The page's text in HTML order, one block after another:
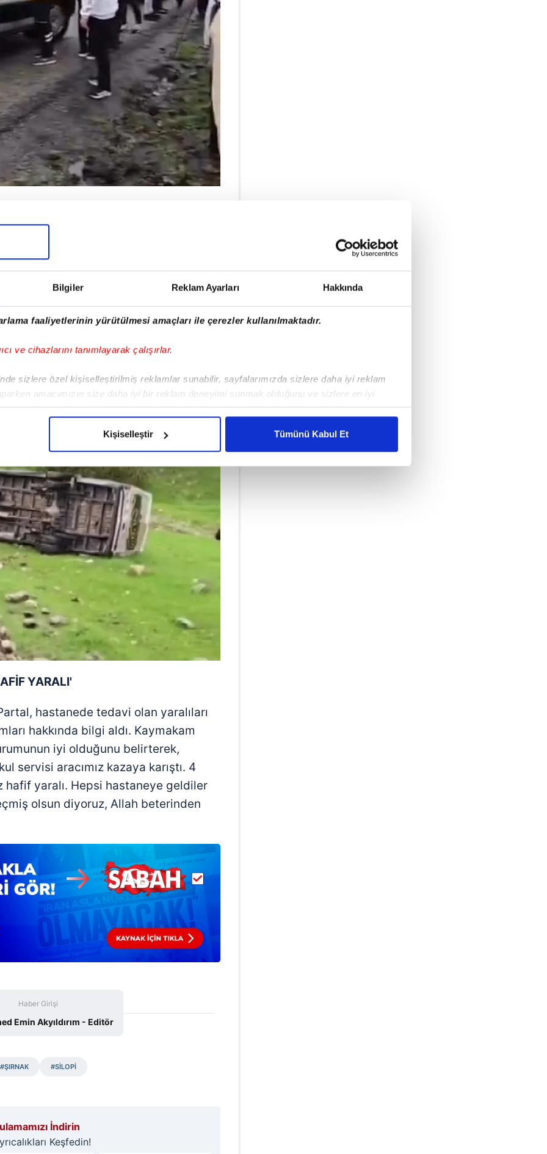
Bilgiler Reklam Ayarları Hakkında
faaliyetlerinin yürütülmesi amaçları ile çerezler kullanılmaktadır.
ve cihazlarını tanımlayarak çalışırlar.
sizlere özel kişiselleştirilmiş reklamlar sunabilir, sayfalarımızda sizlere daha iyi reklam
amacımızın size daha iyi bir reklam deneyimi sunmak olduğunu ve sizlere en iyi
gelen çabayı gösterdiğimizi ve bu noktada, reklamların maliyetlerimizi karşılamak
çerezlere izin vermedikleri takdirde, kullanıcılara hedefli reklamlar gösterilmeyecektir."
için İnternet Sitemizde kendimize ve üçüncü kişilere ait çerezler kullanılmaktadır. Bu
verileriniz işlenmekte olup gerekli olan çerezler bilgi toplumu hizmetlerinin sunulması
çerezler, sitemizin daha işlevsel kılınması ve kişiselleştirilmesi ve sizlere yönelik
amaçlarıyla sınırlı olarak açık rızanız dahilinde kullanılacaktır.
yer alan panel vasıtasıyla belirleyebilirsiniz. Çerezlere ilişkin detaylı bilgi için Ayarlar
Metnimizi ziyaret edebilirsiniz.
Kanunu uyarınca hazırlanmış Aydınlatma Metnimizi okumak ve sitemizde ilgili
çerezlerle ilgili bilgi almak için lütfen
Kişiselleştir Tümünü Kabul Et
ve jandarma ekipleri sevk edildi.
Devlet Hastanesi'ne kaldırıldı.
YARALI'
hastanede tedavi olan yaralıları
hakkında bilgi aldı. Kaymakam
iyi olduğunu belirterek,
servisi aracımız kazaya karıştı. 4
hafif yaralı. Hepsi hastaneye geldiler
olsun diyoruz, Allah beterinden
Haber Girişi
Emin Akyıldırım - Editör
#ŞIRNAK #SİLOPİ
İndirin
Keşfedin!